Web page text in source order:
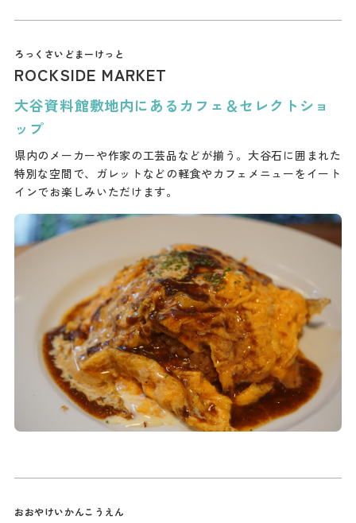
ROCKSIDE MARKET
大谷資料館敷地内にあるカフェ＆セレクトショ
ップ
県内のメーカーや作家の工芸品などが揃う。大谷石に囲まれた
特別な空間で、ガレットなどの軽食やカフェメニューをイート
インでお楽しみいただけます。